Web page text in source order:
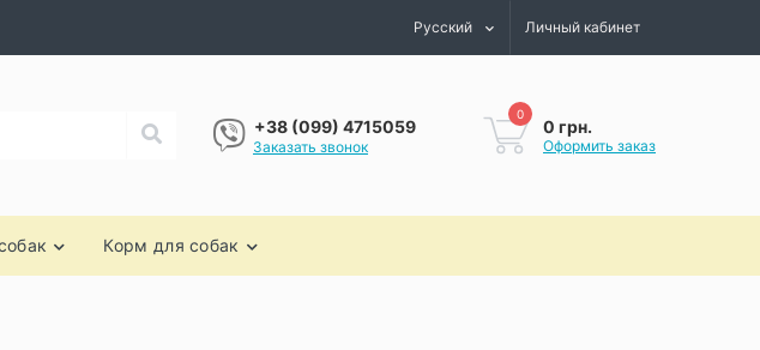
Русский Личный кабинет
+38 (099) 4715059
Заказать звонок
0
0 грн.
Оформить заказ
Корм для собак